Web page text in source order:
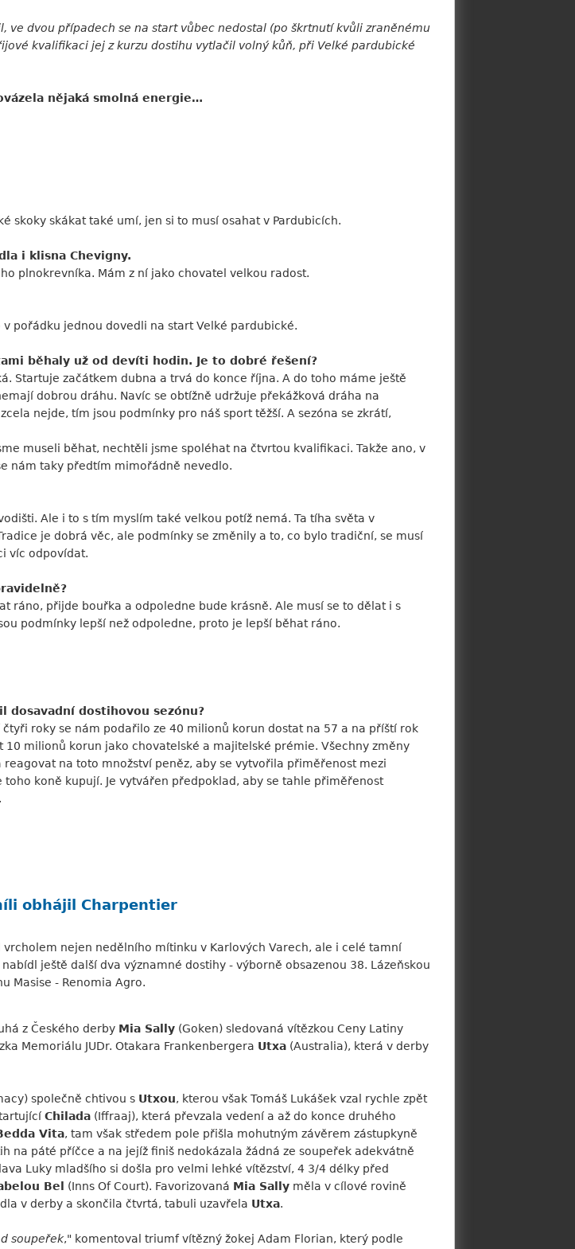
ve dvou případech se na start vůbec nedostal (po škrtnutí kvůli zraněnému
kvalifikaci jej z kurzu dostihu vytlačil volný kůň, při Velké pardubické
nějaká smolná energie…
skoky skákat také umí, jen si to musí osahat v Pardubicích.
i klisna Chevigny.
plnokrevníka. Mám z ní jako chovatel velkou radost.
pořádku jednou dovedli na start Velké pardubické.
běhaly už od devíti hodin. Je to dobré řešení?
Startuje začátkem dubna a trvá do konce října. A do toho máme ještě
dobrou dráhu. Navíc se obtížně udržuje překážková dráha na
nejde, tím jsou podmínky pro náš sport těžší. A sezóna se zkrátí,
museli běhat, nechtěli jsme spoléhat na čtvrtou kvalifikaci. Takže ano, v
nám taky předtím mimořádně nevedlo.
Ale i to s tím myslím také velkou potíž nemá. Ta tíha světa v
je dobrá věc, ale podmínky se změnily a to, co bylo tradiční, se musí
víc odpovídat.
ráno, přijde bouřka a odpoledne bude krásně. Ale musí se to dělat i s
podmínky lepší než odpoledne, proto je lepší běhat ráno.
dosavadní dostihovou sezónu?
roky se nám podařilo ze 40 milionů korun dostat na 57 a na příští rok
milionů korun jako chovatelské a majitelské prémie. Všechny změny
na toto množství peněz, aby se vytvořila přiměřenost mezi
koně kupují. Je vytvářen předpoklad, aby se tahle přiměřenost
obhájil Charpentier
nejen nedělního mítinku v Karlových Varech, ale i celé tamní
ještě další dva významné dostihy - výborně obsazenou 38. Lázeňskou
Masise - Renomia Agro.
z Českého derby Mia Sally (Goken) sledovaná vítězkou Ceny Latiny
Memoriálu JUDr. Otakara Frankenbergera Utxa (Australia), která v derby
společně chtivou s Utxou, kterou však Tomáš Lukášek vzal rychle zpět
Chilada (Iffraaj), která převzala vedení a až do konce druhého
Vita, tam však středem pole přišla mohutným závěrem zástupkyně
na páté příčce a na jejíž finiš nedokázala žádná ze soupeřek adekvátně
Luky mladšího si došla pro velmi lehké vítězství, 4 3/4 délky před
Bel (Inns Of Court). Favorizovaná Mia Sally měla v cílové rovině
v derby a skončila čtvrtá, tabuli uzavřela Utxa.
soupeřek," komentoval triumf vítězný žokej Adam Florian, který podle